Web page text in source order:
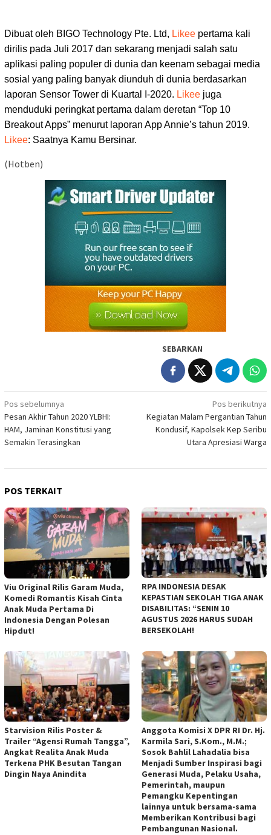
Dibuat oleh BIGO Technology Pte. Ltd, Likee pertama kali
dirilis pada Juli 2017 dan sekarang menjadi salah satu
aplikasi paling populer di dunia dan keenam sebagai media
sosial yang paling banyak diunduh di dunia berdasarkan
laporan Sensor Tower di Kuartal I-2020. Likee juga
menduduki peringkat pertama dalam deretan “Top 10
Breakout Apps” menurut laporan App Annie’s tahun 2019.
Likee: Saatnya Kamu Bersinar.
(Hotben)
SEBARKAN
Navigasi
pos
Pos sebelumnya
Pesan Akhir Tahun 2020 YLBHI:
HAM, Jaminan Konstitusi yang
Semakin Terasingkan
Pos berikutnya
Kegiatan Malam Pergantian Tahun
Kondusif, Kapolsek Kep Seribu
Utara Apresiasi Warga
POS TERKAIT
Viu Original Rilis Garam Muda,
Komedi Romantis Kisah Cinta
Anak Muda Pertama Di
Indonesia Dengan Polesan
Hipdut!
RPA INDONESIA DESAK
KEPASTIAN SEKOLAH TIGA ANAK
DISABILITAS: “SENIN 10
AGUSTUS 2026 HARUS SUDAH
BERSEKOLAH!
Starvision Rilis Poster &
Trailer “Agensi Rumah Tangga”,
Angkat Realita Anak Muda
Terkena PHK Besutan Tangan
Dingin Naya Anindita
Anggota Komisi X DPR RI Dr. Hj.
Karmila Sari, S.Kom., M.M.;
Sosok Bahlil Lahadalia bisa
Menjadi Sumber Inspirasi bagi
Generasi Muda, Pelaku Usaha,
Pemerintah, maupun
Pemangku Kepentingan
lainnya untuk bersama-sama
Memberikan Kontribusi bagi
Pembangunan Nasional.